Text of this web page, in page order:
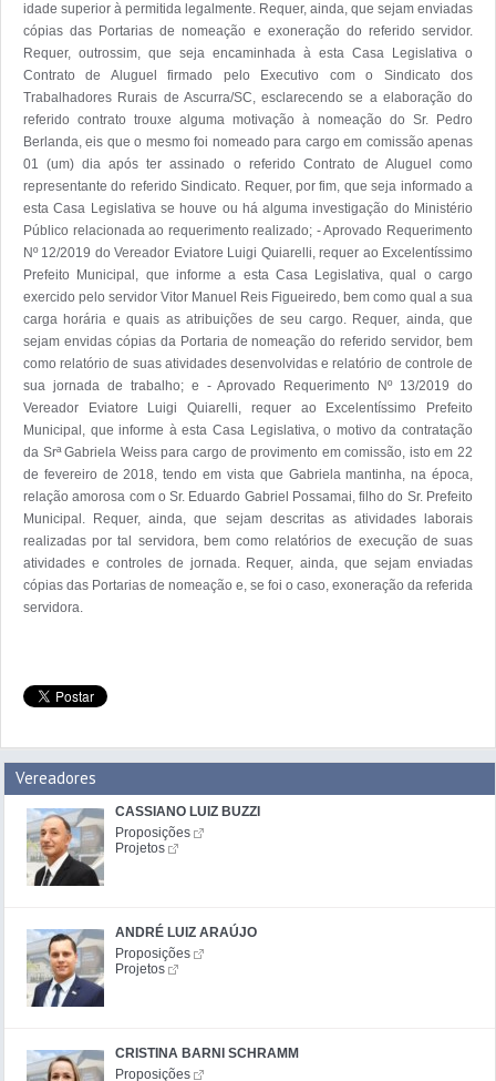
idade superior à permitida legalmente. Requer, ainda, que sejam enviadas
cópias das Portarias de nomeação e exoneração do referido servidor.
Requer, outrossim, que seja encaminhada à esta Casa Legislativa o
Contrato de Aluguel firmado pelo Executivo com o Sindicato dos
Trabalhadores Rurais de Ascurra/SC, esclarecendo se a elaboração do
referido contrato trouxe alguma motivação à nomeação do Sr. Pedro
Berlanda, eis que o mesmo foi nomeado para cargo em comissão apenas
01 (um) dia após ter assinado o referido Contrato de Aluguel como
representante do referido Sindicato. Requer, por fim, que seja informado a
esta Casa Legislativa se houve ou há alguma investigação do Ministério
Público relacionada ao requerimento realizado; - Aprovado Requerimento
Nº 12/2019 do Vereador Eviatore Luigi Quiarelli, requer ao Excelentíssimo
Prefeito Municipal, que informe a esta Casa Legislativa, qual o cargo
exercido pelo servidor Vitor Manuel Reis Figueiredo, bem como qual a sua
carga horária e quais as atribuições de seu cargo. Requer, ainda, que
sejam envidas cópias da Portaria de nomeação do referido servidor, bem
como relatório de suas atividades desenvolvidas e relatório de controle de
sua jornada de trabalho; e - Aprovado Requerimento Nº 13/2019 do
Vereador Eviatore Luigi Quiarelli, requer ao Excelentíssimo Prefeito
Municipal, que informe à esta Casa Legislativa, o motivo da contratação
da Srª Gabriela Weiss para cargo de provimento em comissão, isto em 22
de fevereiro de 2018, tendo em vista que Gabriela mantinha, na época,
relação amorosa com o Sr. Eduardo Gabriel Possamai, filho do Sr. Prefeito
Municipal. Requer, ainda, que sejam descritas as atividades laborais
realizadas por tal servidora, bem como relatórios de execução de suas
atividades e controles de jornada. Requer, ainda, que sejam enviadas
cópias das Portarias de nomeação e, se foi o caso, exoneração da referida
Vereadores
CASSIANO LUIZ BUZZI
Proposições
Projetos
ANDRÉ LUIZ ARAÚJO
Proposições
Projetos
CRISTINA BARNI SCHRAMM
Proposições